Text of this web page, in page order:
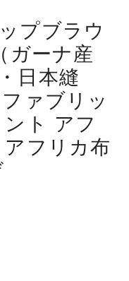
プブラウ
ガーナ産
日本縫
ァブリッ
ト アフ
フリカ布